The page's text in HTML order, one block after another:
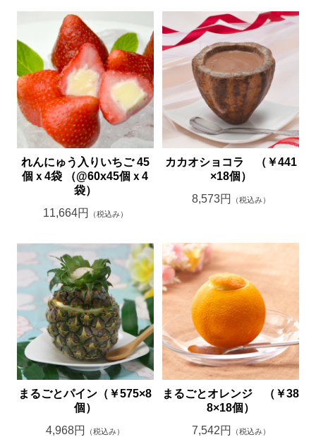
れんにゅう入りいちご 45
個ｘ4袋 （@60x45個ｘ4
袋）
11,664円
（税込み）
カカオショコラ （￥441
×18個）
8,573円
（税込み）
まるごとパイン（￥575×8
個）
4,968円
（税込み）
まるごとオレンジ （￥38
8×18個）
7,542円
（税込み）